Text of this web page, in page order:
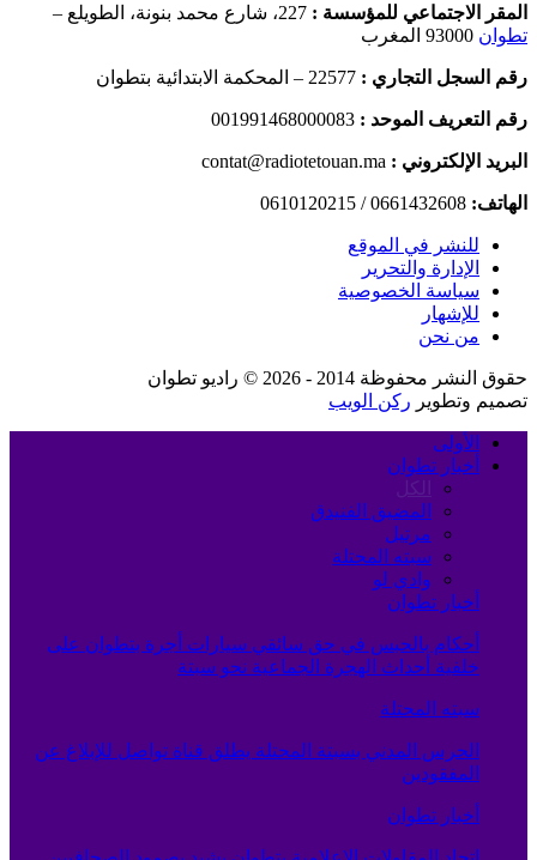
المقر الاجتماعي للمؤسسة : 227، شارع محمد بنونة، الطويلع –
تطوان
رقم السجل التجاري : 22577 – المحكمة الابتدائية بتطوان
رقم التعريف الموحد : 001991468000083
البريد الإلكتروني : contat@radiotetouan.ma
الهاتف: 0661432608 / 0610120215
للنشر في الموقع
الإدارة والتحرير
سياسة الخصوصية
للإشهار
من نحن
حقوق النشر محفوظة 2014 - 2026 © راديو تطوان
تصميم وتطوير ركن الويب
الأولى
أخبار تطوان
الكل
المضيق الفنيدق
مرتيل
سبته المحتلة
وادي لو
أخبار تطوان
أحكام بالحبس في حق سائقي سيارات أجرة بتطوان على
خلفية أحداث الهجرة الجماعية نحو سبتة
سبته المحتلة
الحرس المدني بسبتة المحتلة يطلق قناة تواصل للإبلاغ عن
المفقودين
أخبار تطوان